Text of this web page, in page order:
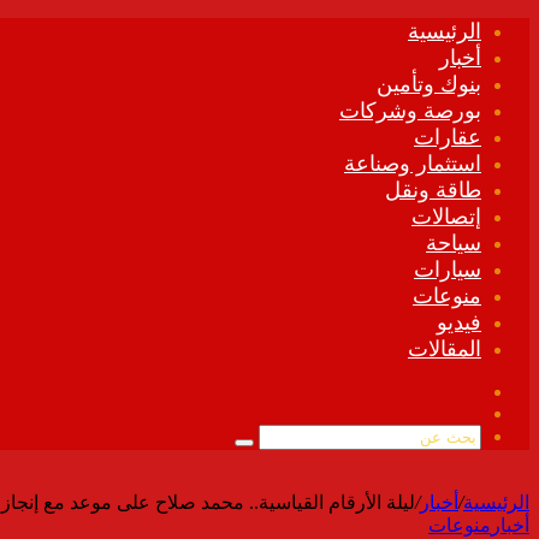
الرئيسية
أخبار
بنوك وتأمين
بورصة وشركات
عقارات
استثمار وصناعة
طاقة ونقل
إتصالات
سياحة
سيارات
منوعات
فيديو
المقالات
الموقع
بحث
الرئيسية/ أخبار/ليلة الأرقام القياسية.. محمد صلاح على موعد مع
أخبار منوعات